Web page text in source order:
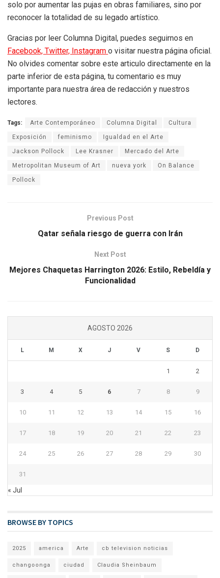
solo por aumentar las pujas en obras familiares, sino por
reconocer la totalidad de su legado artístico.
Gracias por leer Columna Digital, puedes seguirnos en
Facebook, Twitter, Instagram o visitar nuestra página oficial.
No olvides comentar sobre este articulo directamente en la
parte inferior de esta página, tu comentario es muy
importante para nuestra área de redacción y nuestros
lectores.
Tags: Arte Contemporáneo Columna Digital Cultura
Exposición feminismo Igualdad en el Arte
Jackson Pollock Lee Krasner Mercado del Arte
Metropolitan Museum of Art nueva york On Balance
Pollock
Previous Post
Qatar señala riesgo de guerra con Irán
Next Post
Mejores Chaquetas Harrington 2026: Estilo, Rebeldía y
Funcionalidad
AGOSTO 2026
L M X J V S D
1 2
3 4 5 6 7 8 9
10 11 12 13 14 15 16
17 18 19 20 21 22 23
24 25 26 27 28 29 30
31
« Jul
BROWSE BY TOPICS
2025 america Arte cb television noticias
changoonga ciudad Claudia Sheinbaum